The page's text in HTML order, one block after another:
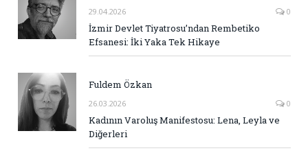
29.04.2026 0
İzmir Devlet Tiyatrosu’ndan Rembetiko
Efsanesi: İki Yaka Tek Hikaye
Fuldem Özkan
26.03.2026 0
Kadının Varoluş Manifestosu: Lena, Leyla ve
Diğerleri